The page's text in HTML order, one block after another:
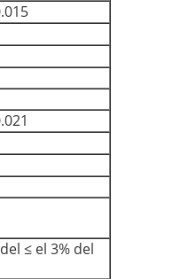
≤ el 3% del